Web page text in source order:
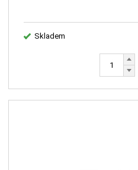
Skladem